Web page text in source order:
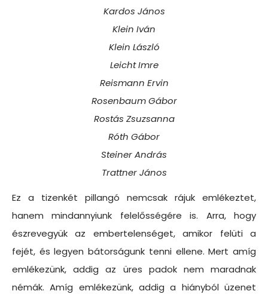
Kardos János
Klein Iván
Klein László
Leicht Imre
Reismann Ervin
Rosenbaum Gábor
Rostás Zsuzsanna
Róth Gábor
Steiner András
Trattner János
Ez a tizenkét pillangó nemcsak rájuk emlékeztet,
hanem mindannyiunk felelősségére is. Arra, hogy
észrevegyük az embertelenséget, amikor felüti a
fejét, és legyen bátorságunk tenni ellene. Mert amíg
emlékezünk, addig az üres padok nem maradnak
némák. Amíg emlékezünk, addig a hiányból üzenet